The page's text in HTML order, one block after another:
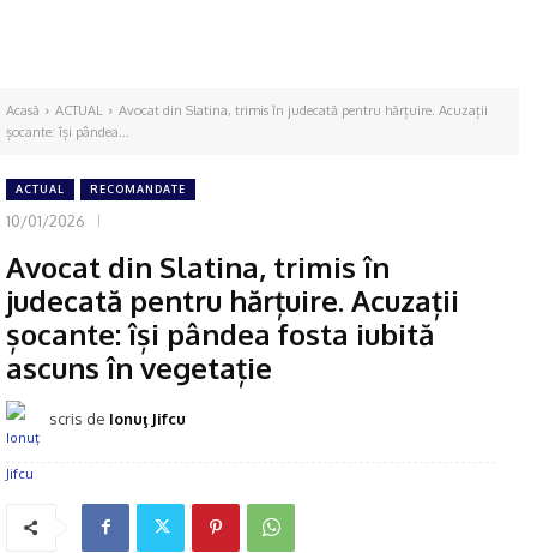
Acasă ACTUAL
Avocat din Slatina, trimis în judecată pentru hărțuire. Acuzații
șocante: își pândea...
ACTUAL RECOMANDATE
10/01/2026
Avocat din Slatina, trimis în
judecată pentru hărțuire. Acuzații
șocante: își pândea fosta iubită
ascuns în vegetație
scris de Ionuţ Jifcu